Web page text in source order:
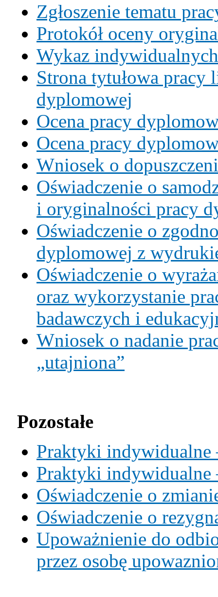
Zgłoszenie tematu
Protokół oceny
Wykaz
Strona tytułowa pracy
dyplomowej
Ocena pracy
Ocena pracy
Wniosek o
Oświadczenie o
i oryginalności pracy
Oświadczenie o
dyplomowej z
Oświadczenie o
oraz wykorzystanie
badawczych i
Wniosek o nadanie
„utajniona”
Pozostałe
Praktyki indywidualne
Praktyki indywidualne
Oświadczenie o
Oświadczenie o
Upoważnienie do
przez osobę